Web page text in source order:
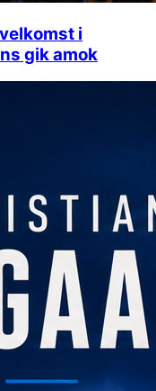
i
gik amok